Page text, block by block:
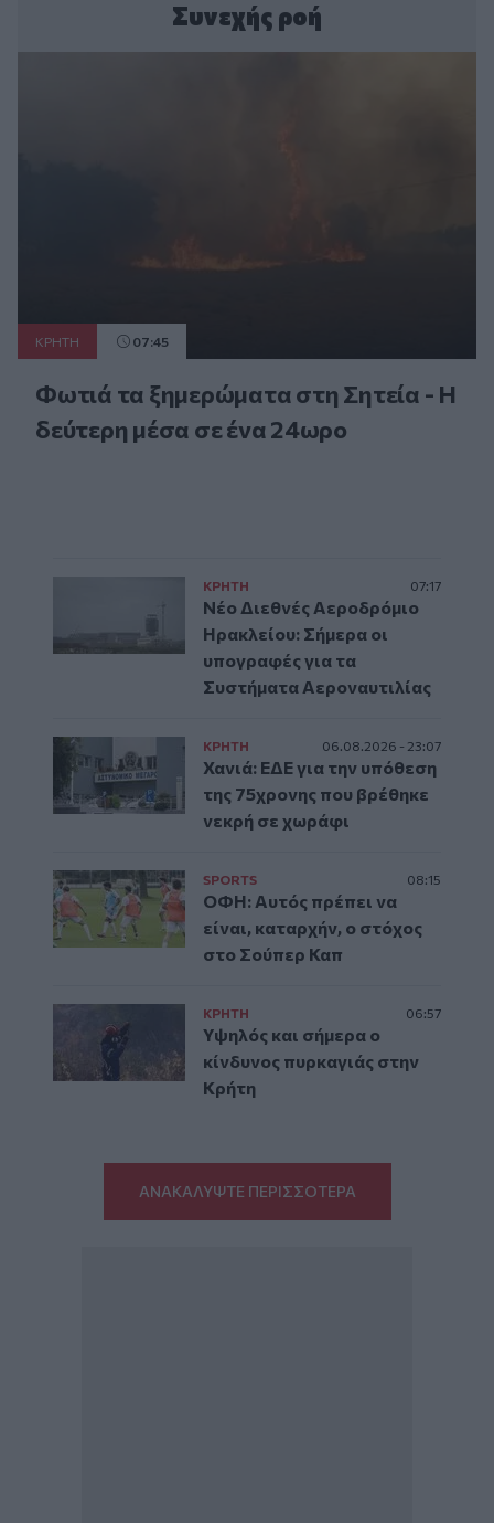
Συνεχής ροή
ΚΡΗΤΗ 07:45
Φωτιά τα ξημερώματα στη Σητεία - Η
δεύτερη μέσα σε ένα 24ωρο
ΚΡΗΤΗ 07:17
Νέο Διεθνές Αεροδρόμιο
Ηρακλείου: Σήμερα οι
υπογραφές για τα
Συστήματα Αεροναυτιλίας
ΚΡΗΤΗ 06.08.2026 - 23:07
Χανιά: ΕΔΕ για την υπόθεση
της 75χρονης που βρέθηκε
νεκρή σε χωράφι
SPORTS 08:15
ΟΦΗ: Αυτός πρέπει να
είναι, καταρχήν, ο στόχος
στο Σούπερ Καπ
ΚΡΗΤΗ 06:57
Υψηλός και σήμερα ο
κίνδυνος πυρκαγιάς στην
Κρήτη
ΑΝΑΚΑΛΥΨΤΕ ΠΕΡΙΣΣΟΤΕΡΑ